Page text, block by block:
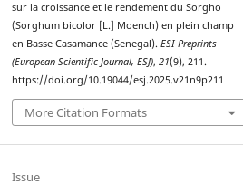
sur la croissance et le rendement du Sorgho
(Sorghum bicolor [L.] Moench) en plein champ
en Basse Casamance (Senegal).ESI Preprints
(European Scientific Journal, ESJ),21(9), 211.
https://doi.org/10.19044/esj.2025.v21n9p211
More Citation Formats
Issue